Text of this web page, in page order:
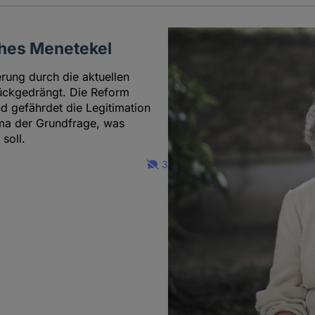
Menetekel
durch die aktuellen
Die Reform
gefährdet die Legitimation
der Grundfrage, was
soll.
3